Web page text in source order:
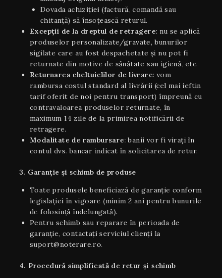
Dovada achiziției (factură, comandă sau
chitanță) să însoțească returul.
Excepții de la dreptul de retragere: nu se aplică
produselor personalizate/gravate, bunurilor
sigilate care au fost despachetate și nu pot fi
returnate din motive de sănătate sau igienă, etc.
Returnarea cheltuielilor de livrare: vom
rambursa costul standard al livrării (cel mai ieftin
tarif oferit de noi pentru transport) împreună cu
contravaloarea produselor returnate, în
maximum 14 zile de la primirea notificării de
retragere.
Modalitate de rambursare: banii vor fi virați în
contul dvs. bancar indicat în solicitarea de retur.
3. Garanție și schimb de produse
Toate produsele beneficiază de garanție conform
legislației în vigoare (minim 2 ani pentru bunurile
de folosință îndelungată).
Pentru schimb sau reparare în perioada de
garanție, contactați serviciul clienți la
suport@noterare.ro.
4. Procedură simplificată de retur și schimb